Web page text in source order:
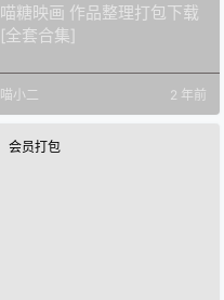
喵糖映画 作品整理打包下载
[全套合集]
喵小二 2 年前
会员打包